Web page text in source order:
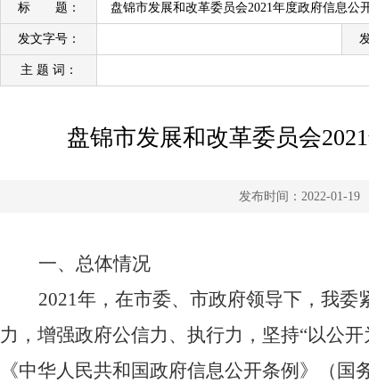
标 题： 盘锦市发展和改革委员会2021年度政府信息公
发文字号：
主 题 词：
盘锦市发展和改革委员会
发布时间：2022-01-19
一、 总体情况
2021年，在市委、市政府领导下，我委
力，增强政府公信力、执行力，坚持“以公
《中华人民共和国政府信息公开条例》（国